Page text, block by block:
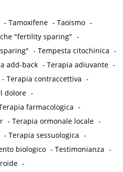
-Tamoxifene -Taoismo -
"fertility sparing" -
-Tempesta citochinica -
add-back -Terapia adiuvante -
-Terapia contraccettiva -
dolore -
farmacologica -
-Terapia ormonale locale -
-Terapia sessuologica -
biologico -Testimonianza -
-